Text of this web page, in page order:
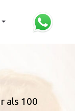
als 100